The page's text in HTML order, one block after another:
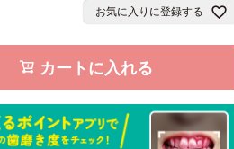
)
お気に入りに登録する
カートに入れる